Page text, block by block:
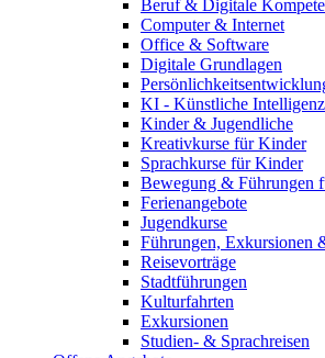
Beruf & Digitale
Computer & Internet
Office & Software
Digitale Grundlagen
KI - Künstliche Intelligenz
Kinder & Jugendliche
Kreativkurse für Kinder
Sprachkurse für Kinder
Bewegung & Führungen
Ferienangebote
Jugendkurse
Führungen, Exkursionen
Reisevorträge
Stadtführungen
Kulturfahrten
Exkursionen
Studien- & Sprachreisen